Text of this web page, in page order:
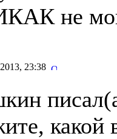
не
23:38